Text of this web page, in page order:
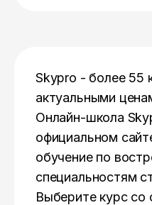
Skypro - более 55
актуальными
Онлайн-школа
официальном
обучение по
специальностям
Выберите курс со